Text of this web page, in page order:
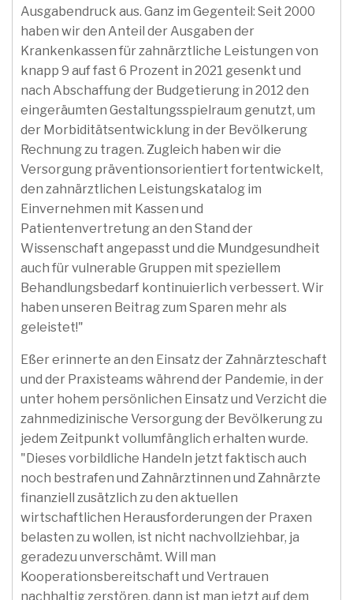
Ausgabendruck aus. Ganz im Gegenteil: Seit 2000
haben wir den Anteil der Ausgaben der
Krankenkassen für zahnärztliche Leistungen von
knapp 9 auf fast 6 Prozent in 2021 gesenkt und
nach Abschaffung der Budgetierung in 2012 den
eingeräumten Gestaltungsspielraum genutzt, um
der Morbiditätsentwicklung in der Bevölkerung
Rechnung zu tragen. Zugleich haben wir die
Versorgung präventionsorientiert fortentwickelt,
den zahnärztlichen Leistungskatalog im
Einvernehmen mit Kassen und
Patientenvertretung an den Stand der
Wissenschaft angepasst und die Mundgesundheit
auch für vulnerable Gruppen mit speziellem
Behandlungsbedarf kontinuierlich verbessert. Wir
haben unseren Beitrag zum Sparen mehr als
geleistet!"
Eßer erinnerte an den Einsatz der Zahnärzteschaft
und der Praxisteams während der Pandemie, in der
unter hohem persönlichen Einsatz und Verzicht die
zahnmedizinische Versorgung der Bevölkerung zu
jedem Zeitpunkt vollumfänglich erhalten wurde.
"Dieses vorbildliche Handeln jetzt faktisch auch
noch bestrafen und Zahnärztinnen und Zahnärzte
finanziell zusätzlich zu den aktuellen
wirtschaftlichen Herausforderungen der Praxen
belasten zu wollen, ist nicht nachvollziehbar, ja
geradezu unverschämt. Will man
Kooperationsbereitschaft und Vertrauen
nachhaltig zerstören, dann ist man jetzt auf dem